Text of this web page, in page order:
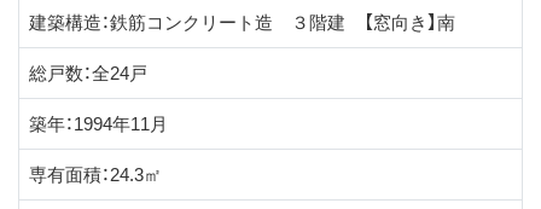
建築構造：鉄筋コンクリート造 ３階建 【窓向き】南
総戸数：全24戸
築年：1994年11月
専有面積：24.3㎡